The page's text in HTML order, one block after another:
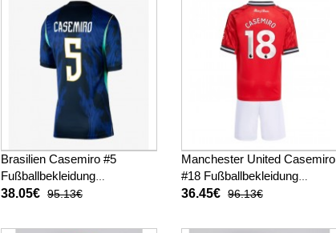
Brasilien Casemiro #5
Fußballbekleidung
Auswärtstrikot Damen WM
38.05€ 95.13€
Manchester United Casemiro
#18 Fußballbekleidung
Heimtrikot Kinder 2025-26
36.45€ 96.13€